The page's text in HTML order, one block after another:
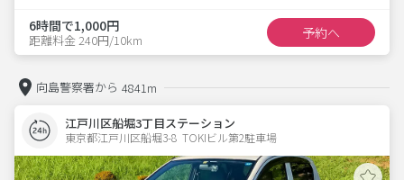
6時間で1,000円
距離料金 240円/10km 予約へ
向島警察署から 4841m
江戸川区船堀3丁目ステーション
東京都江戸川区船堀3-8  TOKIビル第2駐車場